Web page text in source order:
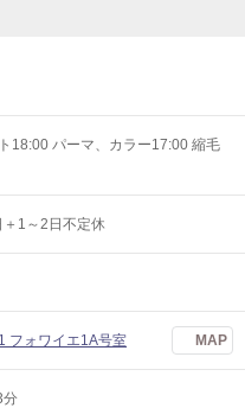
18:00 パーマ、カラー17:00 縮毛
1～2日不定休
フォワイエ1A号室 MAP
分